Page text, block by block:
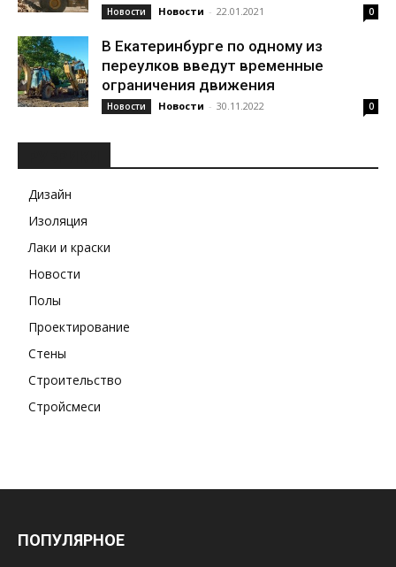
Новости Новости - 22.01.2021 0
В Екатеринбурге по одному из
переулков введут временные
ограничения движения
Новости Новости - 30.11.2022 0
Дизайн
Изоляция
Лаки и краски
Новости
Полы
Проектирование
Стены
Строительство
Стройсмеси
ПОПУЛЯРНОЕ